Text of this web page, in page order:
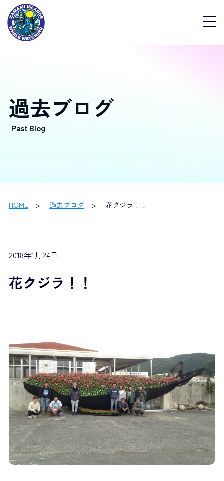
過去ブログ
HOME 過去ブログ 花クジラ！！
2018年1月24日
花クジラ！！